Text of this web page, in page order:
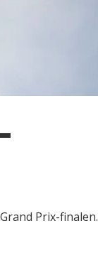
Prix-finalen.